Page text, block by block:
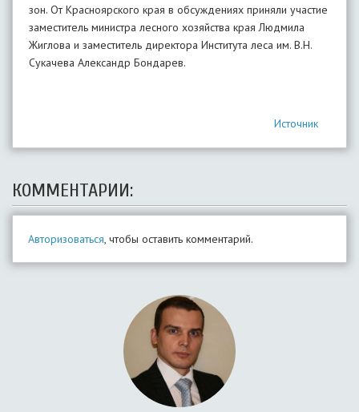
зон. От Красноярского края в обсуждениях приняли участие
заместитель министра лесного хозяйства края Людмила
Жиглова и заместитель директора Института леса им. В.Н.
Сукачева Александр Бондарев.
Источник
КОММЕНТАРИИ:
Авторизоваться, чтобы оставить комментарий.